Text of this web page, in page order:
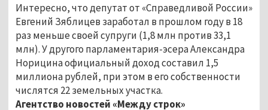
Интересно, что депутат от «Справедливой России»
Евгений Зяблицев заработал в прошлом году в 18
раз меньше своей супруги (1,8 млн против 33,1
млн). У другого парламентария-эсера Александра
Норицина официальный доход составил 1,5
миллиона рублей, при этом в его собственности
числятся 22 земельных участка.
Агентство новостей «Между строк»